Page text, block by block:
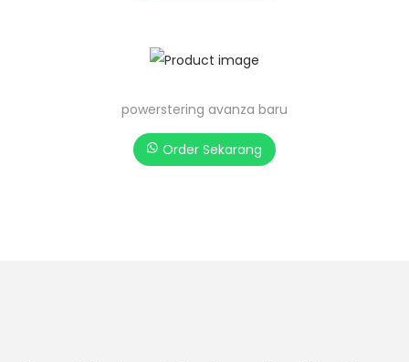
powerstering avanza baru
Order Sekarang